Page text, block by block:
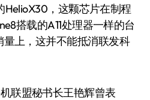
HelioX30，这颗芯片在制程
搭载的A11处理器一样的台
上，这并不能抵消联发科
联盟秘书长王艳辉曾表